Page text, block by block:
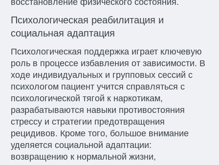
восстановление физического состояния.
Психологическая реабилитация и
социальная адаптация
Психологическая поддержка играет ключевую
роль в процессе избавления от зависимости. В
ходе индивидуальных и групповых сессий с
психологом пациент учится справляться с
психологической тягой к наркотикам,
разрабатываются навыки противостояния
стрессу и стратегии предотвращения
рецидивов. Кроме того, большое внимание
уделяется социальной адаптации:
возвращению к нормальной жизни,